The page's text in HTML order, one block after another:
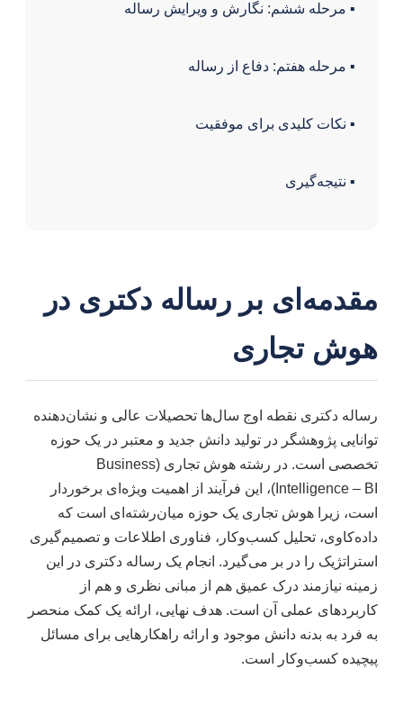
▪️ مرحله ششم: نگارش و ویرایش رساله
▪️ مرحله هفتم: دفاع از رساله
▪️ نکات کلیدی برای موفقیت
▪️ نتیجه‌گیری
مقدمه‌ای بر رساله دکتری در
هوش تجاری
رساله دکتری نقطه اوج سال‌ها تحصیلات عالی و نشان‌دهنده
توانایی پژوهشگر در تولید دانش جدید و معتبر در یک حوزه
تخصصی است. در رشته هوش تجاری (Business
Intelligence – BI)، این فرآیند از اهمیت ویژه‌ای برخوردار
است، زیرا هوش تجاری یک حوزه میان‌رشته‌ای است که
داده‌کاوی، تحلیل کسب‌وکار، فناوری اطلاعات و تصمیم‌گیری
استراتژیک را در بر می‌گیرد. انجام یک رساله دکتری در این
زمینه نیازمند درک عمیق هم از مبانی نظری و هم از
کاربردهای عملی آن است. هدف نهایی، ارائه یک کمک منحصر
به فرد به بدنه دانش موجود و ارائه راهکارهایی برای مسائل
پیچیده کسب‌وکار است.